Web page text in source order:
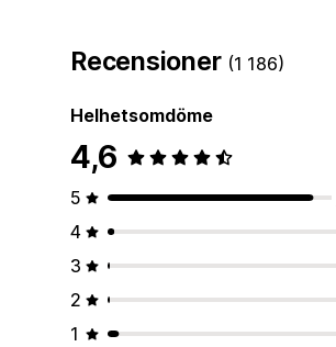
Recensioner (1 186)
Helhetsomdöme
4,6
5
4
3
2
1